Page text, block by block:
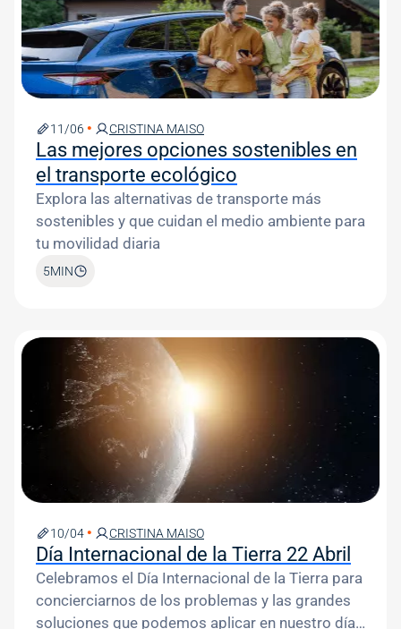
11/06 CRISTINA MAISO
Las mejores opciones sostenibles en
el transporte ecológico
Explora las alternativas de transporte más
sostenibles y que cuidan el medio ambiente para
tu movilidad diaria
5MIN
Image
10/04 CRISTINA MAISO
Día Internacional de la Tierra 22 Abril
Celebramos el Día Internacional de la Tierra para
concierciarnos de los problemas y las grandes
soluciones que podemos aplicar en nuestro día